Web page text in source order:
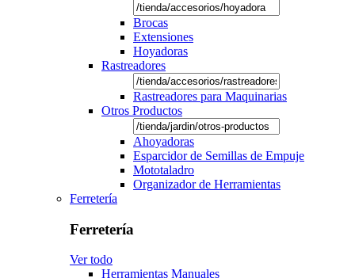
Brocas
Extensiones
Hoyadoras
Rastreadores
Rastreadores para Maquinarias
Otros Productos
Ahoyadoras
Esparcidor de Semillas de Empuje
Mototaladro
Organizador de Herramientas
Ferretería
Ferretería
Ver todo
Herramientas Manuales